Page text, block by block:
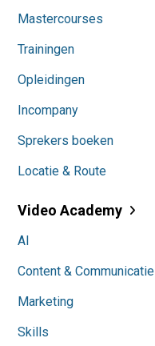
Mastercourses
Trainingen
Opleidingen
Incompany
Sprekers boeken
Locatie & Route
Video Academy
AI
Content & Communicatie
Marketing
Skills